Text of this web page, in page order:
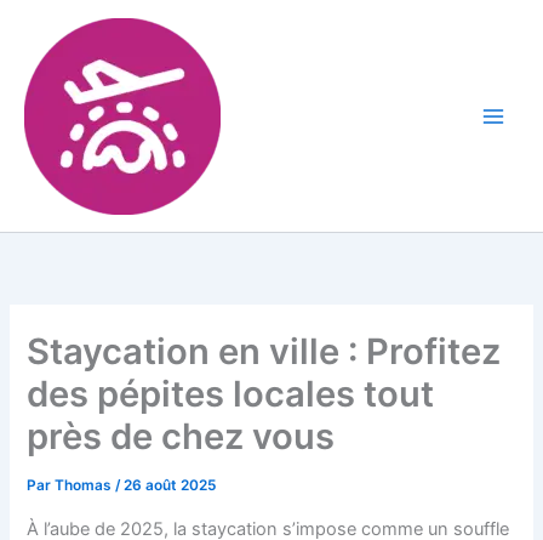
Staycation en ville : Profitez
des pépites locales tout
près de chez vous
ParThomas/26 août 2025
À l’aube de 2025, la staycation s’impose comme un souffle